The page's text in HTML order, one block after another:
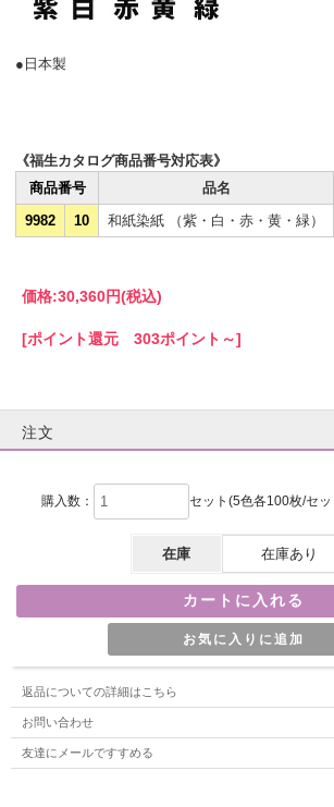
●日本製
《福生カタログ商品番号対応表》
商品番号
品名
9982
10 和紙染紙 （紫・白・赤・黄・緑）
価格:30,360円(税込)
[ポイント還元 303ポイント～]
注文
購入数： セット(5色各100枚/セッ
在庫 在庫あり
返品についての詳細はこちら
お問い合わせ
友達にメールですすめる